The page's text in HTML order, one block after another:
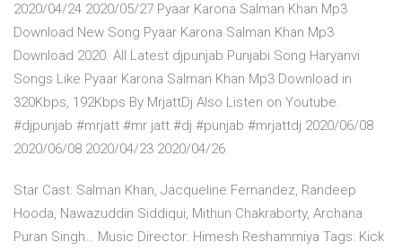
2020/04/24 2020/05/27 Pyaar Karona Salman Khan Mp3
Download New Song Pyaar Karona Salman Khan Mp3
Download 2020. All Latest djpunjab Punjabi Song Haryanvi
Songs Like Pyaar Karona Salman Khan Mp3 Download in
320Kbps, 192Kbps By MrjattDj Also Listen on Youtube.
#djpunjab #mrjatt #mr jatt #dj #punjab #mrjattdj 2020/06/08
2020/06/08 2020/04/23 2020/04/26
Star Cast: Salman Khan, Jacqueline Fernandez, Randeep
Hooda, Nawazuddin Siddiqui, Mithun Chakraborty, Archana
Puran Singh… Music Director: Himesh Reshammiya Tags: Kick